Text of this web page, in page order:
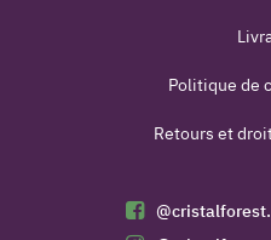
Politique de
Retours et